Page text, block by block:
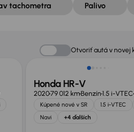
tachometra Palivo
Otvoriť autá v novej
Nové v ponuke
Honda HR-V
202079 012 kmBenzín1.5 i-VTEC
Kúpené nové v SR 1.5 i-VTEC
Navi
+4 ďalších